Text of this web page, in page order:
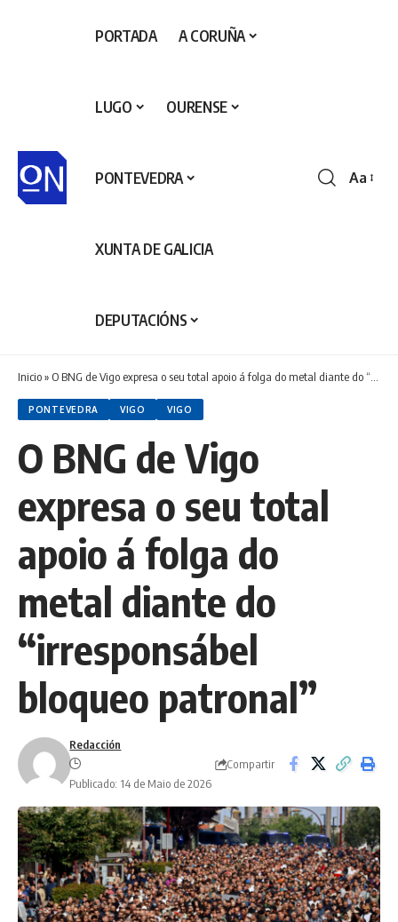
PORTADA A CORUÑA
LUGO OURENSE
PONTEVEDRA
XUNTA DE GALICIA
DEPUTACIÓNS
Aa
Inicio» O BNG de Vigo expresa o seu total apoio á folga do metal diante do “irresponsábel bloqueo patronal”
PONTEVEDRA VIGO VIGO
O BNG de Vigo
expresa o seu total
apoio á folga do
metal diante do
“irresponsábel
bloqueo patronal”
Redacción
Publicado: 14 de Maio de 2026
Compartir